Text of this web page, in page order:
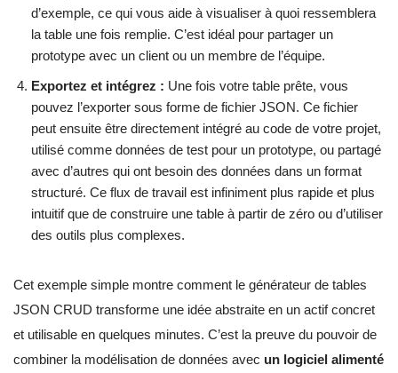
d’exemple, ce qui vous aide à visualiser à quoi ressemblera
la table une fois remplie. C’est idéal pour partager un
prototype avec un client ou un membre de l’équipe.
Exportez et intégrez : Une fois votre table prête, vous
pouvez l’exporter sous forme de fichier JSON. Ce fichier
peut ensuite être directement intégré au code de votre projet,
utilisé comme données de test pour un prototype, ou partagé
avec d’autres qui ont besoin des données dans un format
structuré. Ce flux de travail est infiniment plus rapide et plus
intuitif que de construire une table à partir de zéro ou d’utiliser
des outils plus complexes.
Cet exemple simple montre comment le générateur de tables
JSON CRUD transforme une idée abstraite en un actif concret
et utilisable en quelques minutes. C’est la preuve du pouvoir de
combiner la modélisation de données avec un logiciel alimenté